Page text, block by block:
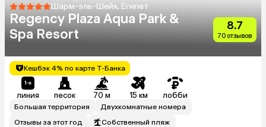
Шарм-эль-Шейх, Египет
Regency Plaza Aqua Park &
Spa Resort
8.7
70 отзывов
Кешбэк 4% по карте Т-Банка
линия песок 70 м 15 км лобби
Большая территория
Двухкомнатные номера
Отзывы за этот год
Собственный пляж